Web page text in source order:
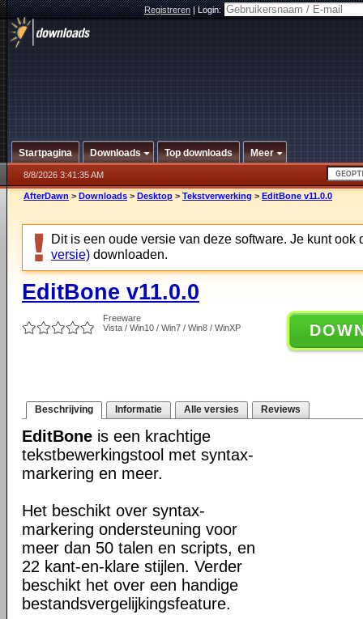
Registreren|Login:
Startpagina Downloads Top downloads Meer
8/8/2026 3:41:35 AM
AfterDawn > Downloads > Desktop > Tekstverwerking > EditBone v11.0.0
Dit is een oude versie van deze software. Je kunt ook
versie) downloaden.
EditBone v11.0.0
Freeware
Vista / Win10 / Win7 / Win8 / WinXP
Beschrijving Informatie Alle versies Reviews
EditBone is een krachtige
tekstbewerkingstool met syntax-
markering en meer.
Het beschikt over syntax-
markering ondersteuning voor
meer dan 50 talen en scripts, en
22 kant-en-klare stijlen. Verder
beschikt het over een handige
bestandsvergelijkingsfeature.